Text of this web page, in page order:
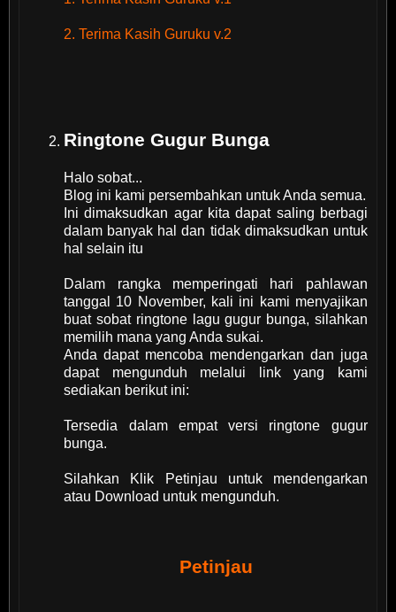
2. Terima Kasih Guruku v.2
Ringtone Gugur Bunga
Halo sobat...
Blog ini kami persembahkan untuk Anda semua.
Ini dimaksudkan agar kita dapat saling berbagi
dalam banyak hal dan tidak dimaksudkan untuk
hal selain itu
Dalam rangka memperingati hari pahlawan
tanggal 10 November, kali ini kami menyajikan
buat sobat ringtone lagu gugur bunga, silahkan
memilih mana yang Anda sukai.
Anda dapat mencoba mendengarkan dan juga
dapat mengunduh melalui link yang kami
sediakan berikut ini:
Tersedia dalam empat versi ringtone gugur
bunga.
Silahkan Klik Petinjau untuk mendengarkan
atau Download untuk mengunduh.
Petinjau